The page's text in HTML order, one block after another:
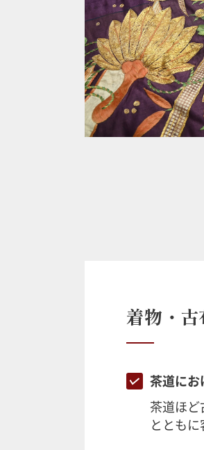
着物・古
茶道にお
茶道ほ
とともに